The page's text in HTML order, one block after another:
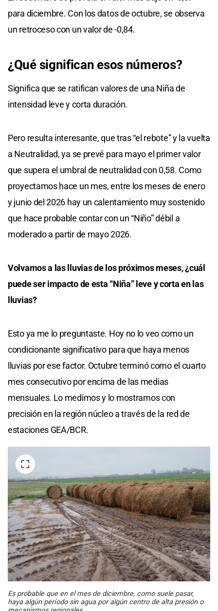
para diciembre. Con los datos de octubre, se observa
un retroceso con un valor de -0,84.
¿Qué significan esos números?
Significa que se ratifican valores de una Niña de
intensidad leve y corta duración.
Pero resulta interesante, que tras “el rebote” y la vuelta
a Neutralidad, ya se prevé para mayo el primer valor
que supera el umbral de neutralidad con 0,58. Como
proyectamos hace un mes, entre los meses de enero
y junio del 2026 hay un calentamiento muy sostenido
que hace probable contar con un “Niño” débil a
moderado a partir de mayo 2026.
Volvamos a las lluvias de los próximos meses, ¿cuál
puede ser impacto de esta “Niña” leve y corta en las
lluvias?
Esto ya me lo preguntaste. Hoy no lo veo como un
condicionante significativo para que haya menos
lluvias por ese factor. Octubre terminó como el cuarto
mes consecutivo por encima de las medias
mensuales. Lo medimos y lo mostramos con
precisión en la región núcleo a través de la red de
estaciones GEA/BCR.
Es probable que en el mes de diciembre, como suele pasar,
haya algún período sin agua por algún centro de alta presión o